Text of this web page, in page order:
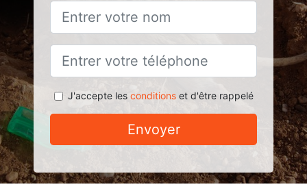
J'accepte les conditionset d'être rappelé
Envoyer